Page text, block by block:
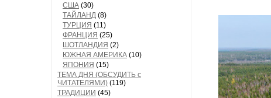
США (30)
ТАЙЛАНД (8)
ТУРЦИЯ (11)
ФРАНЦИЯ (25)
ШОТЛАНДИЯ (2)
ЮЖНАЯ АМЕРИКА (10)
ЯПОНИЯ (15)
ТЕМА ДНЯ (ОБСУДИТЬ с
ЧИТАТЕЛЯМИ) (119)
ТРАДИЦИИ (45)